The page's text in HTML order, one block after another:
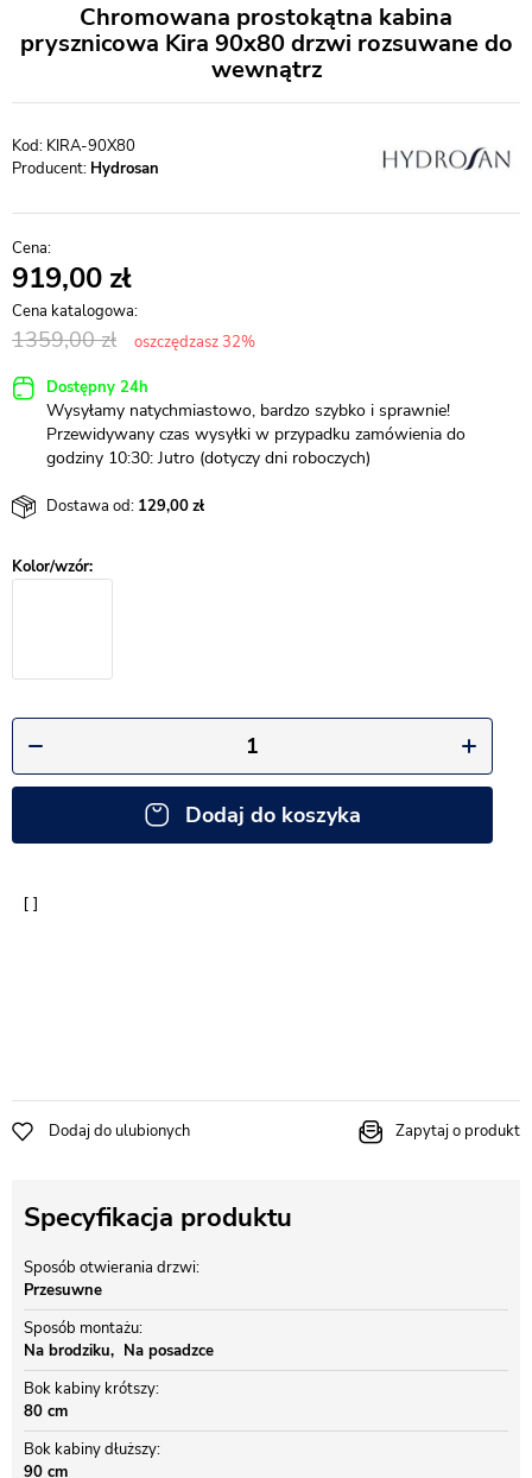
Chromowana prostokątna kabina
prysznicowa Kira 90x80 drzwi rozsuwane do
wewnątrz
KIRA-90X80
Producent: Hydrosan
919,00
1359,00 oszczędzasz 32%
Dostępny 24h
Wysyłamy natychmiastowo, bardzo szybko i sprawnie!
Przewidywany czas wysyłki w przypadku zamówienia do
godziny 10:30: Jutro (dotyczy dni roboczych)
Dostawa od: 129,00
Dodaj do koszyka
Dodaj do ulubionych Zapytaj o produkt
Specyfikacja produktu
Sposób otwierania drzwi
Przesuwne
Sposób montażu
Na brodziku
Na posadzce
Bok kabiny krótszy
80 cm
Bok kabiny dłuższy
90 cm